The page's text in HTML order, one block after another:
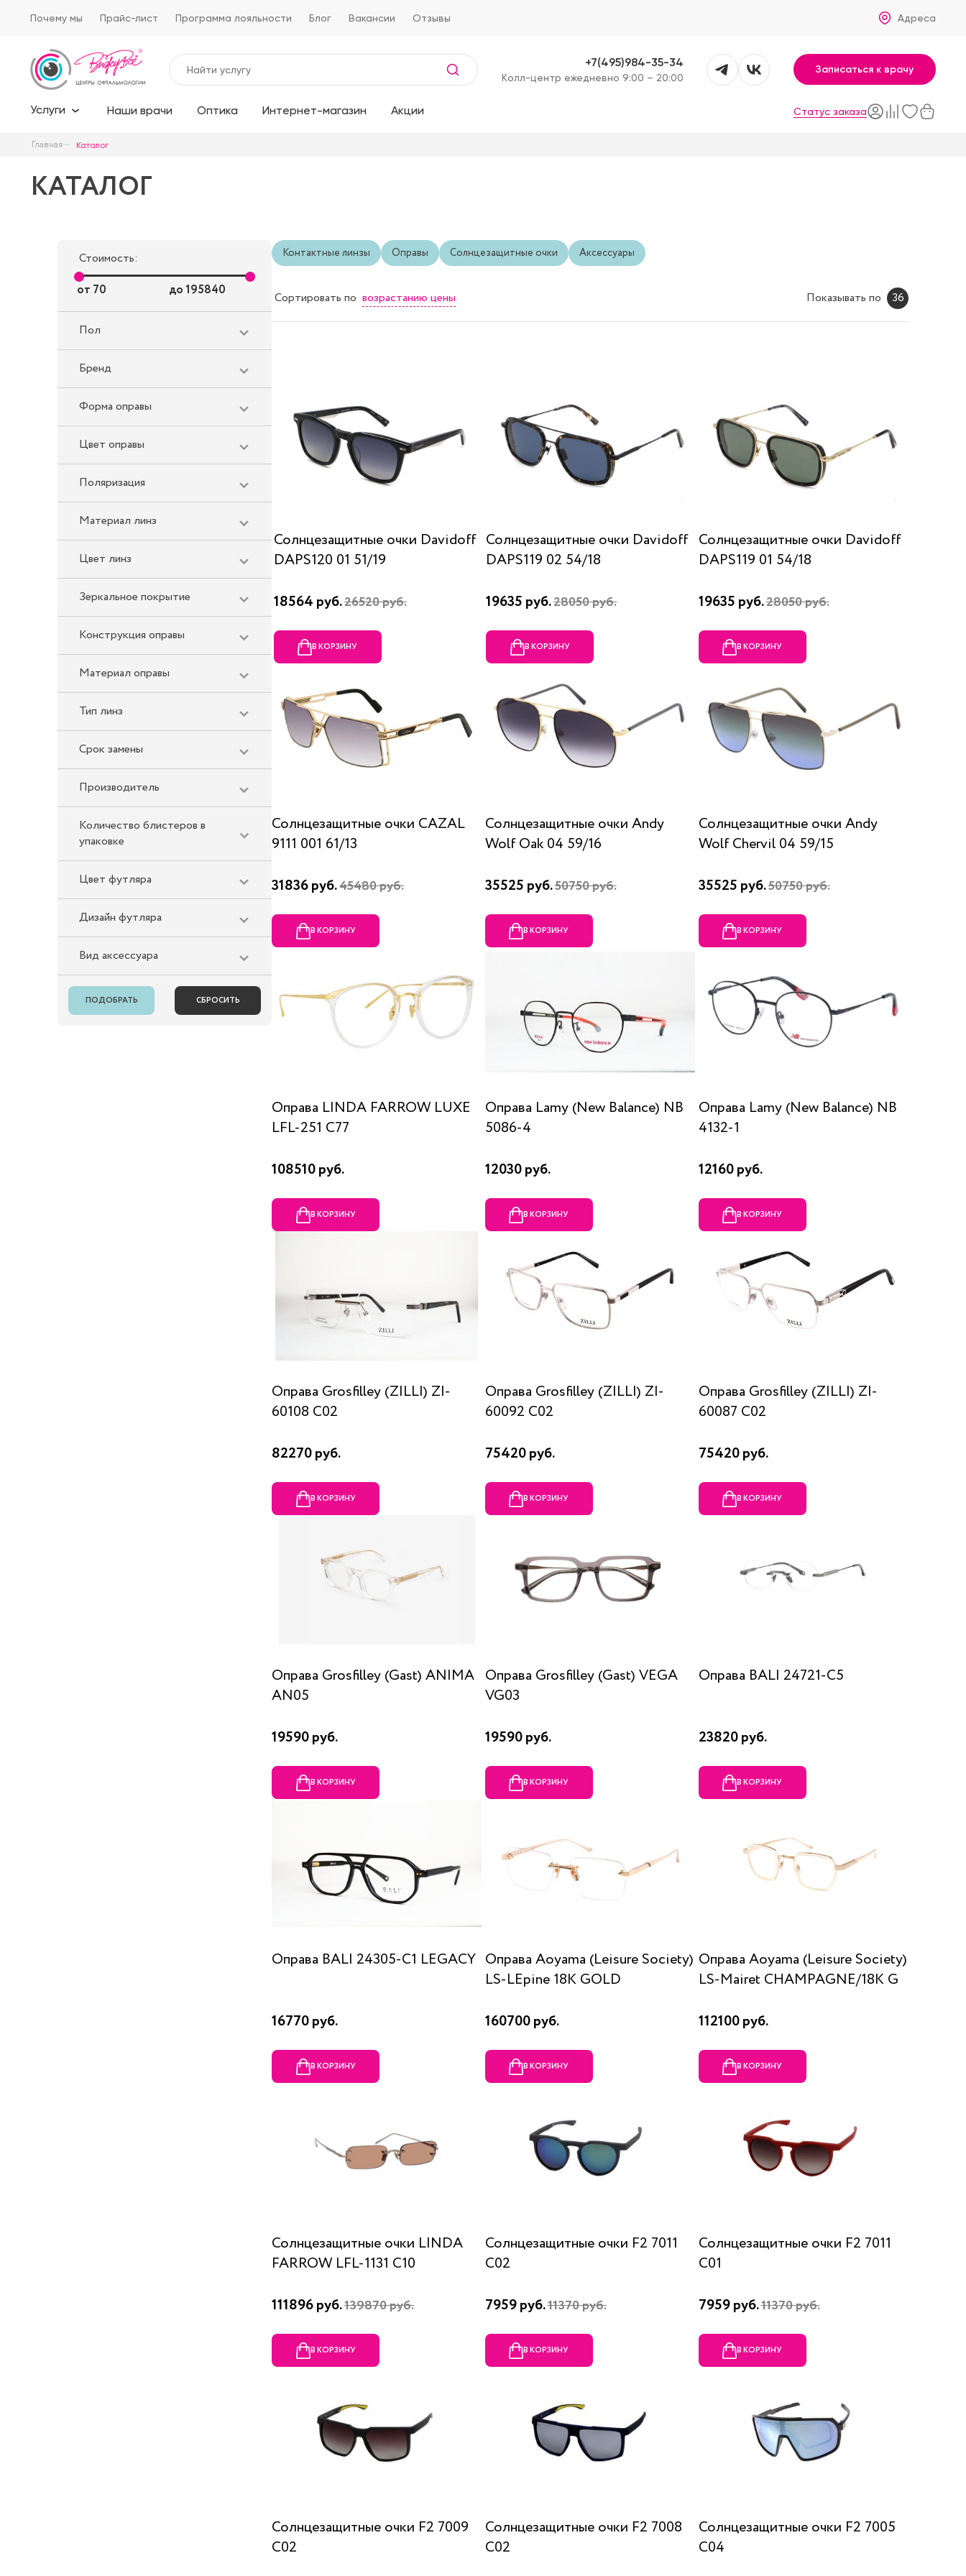
Почему мы Прайс-лист Программа лояльности Блог Вакансии Отзывы Адреса
+7(495)984-35-34
Kолл-центр ежедневно 9:00 – 20:00
Записаться к врачу
Услуги Наши врачи Оптика Интернет-магазин Акции Статус заказа
Главная Каталог
КАТАЛОГ
Стоимость:
от 70 до195840
Пол
Бренд
Форма оправы
Цвет оправы
Поляризация
Материал линз
Цвет линз
Зеркальное покрытие
Конструкция оправы
Материал оправы
Тип линз
Срок замены
Производитель
Количество блистеров в
упаковке
Цвет футляра
Дизайн футляра
Вид аксессуара
Контактные линзы Оправы Солнцезащитные очки Аксессуары
Сортировать по возрастанию цены Показывать по 36
Солнцезащитные очки Davidoff
DAPS120 01 51/19
18564 руб.26520 руб.
В КОРЗИНУ
Солнцезащитные очки Davidoff
DAPS119 02 54/18
19635 руб.28050 руб.
В КОРЗИНУ
Солнцезащитные очки Davidoff
DAPS119 01 54/18
19635 руб.28050 руб.
В КОРЗИНУ
Солнцезащитные очки CAZAL
9111 001 61/13
31836 руб.45480 руб.
В КОРЗИНУ
Солнцезащитные очки Andy
Wolf Oak 04 59/16
35525 руб.50750 руб.
В КОРЗИНУ
Солнцезащитные очки Andy
Wolf Chervil 04 59/15
35525 руб.50750 руб.
В КОРЗИНУ
Оправа LINDA FARROW LUXE
LFL-251 C77
108510 руб.
В КОРЗИНУ
Оправа Lamy (New Balance) NB
5086-4
12030 руб.
В КОРЗИНУ
Оправа Lamy (New Balance) NB
4132-1
12160 руб.
В КОРЗИНУ
Оправа Grosfilley (ZILLI) ZI-
60108 C02
82270 руб.
В КОРЗИНУ
Оправа Grosfilley (ZILLI) ZI-
60092 C02
75420 руб.
В КОРЗИНУ
Оправа Grosfilley (ZILLI) ZI-
60087 C02
75420 руб.
В КОРЗИНУ
Оправа Grosfilley (Gast) ANIMA
AN05
19590 руб.
В КОРЗИНУ
Оправа Grosfilley (Gast) VEGA
VG03
19590 руб.
В КОРЗИНУ
Оправа BALI 24721-C5
23820 руб.
В КОРЗИНУ
Оправа BALI 24305-C1 LEGACY
16770 руб.
В КОРЗИНУ
Оправа Aoyama (Leisure Society)
LS-LEpine 18K GOLD
160700 руб.
В КОРЗИНУ
Оправа Aoyama (Leisure Society)
LS-Mairet CHAMPAGNE/18K G
112100 руб.
В КОРЗИНУ
Солнцезащитные очки LINDA
FARROW LFL-1131 C10
111896 руб.139870 руб.
В КОРЗИНУ
Солнцезащитные очки F2 7011
C02
7959 руб.11370 руб.
В КОРЗИНУ
Солнцезащитные очки F2 7011
C01
7959 руб.11370 руб.
В КОРЗИНУ
Солнцезащитные очки F2 7009
C02
Солнцезащитные очки F2 7008
C02
Солнцезащитные очки F2 7005
C04